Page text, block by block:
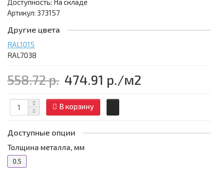
Доступность: На складе
Артикул: 373157
Другие цвета
RAL1015
RAL7038
558.72 р. 474.91 р./м2
В корзину
Доступные опции
Толщина металла, мм
0.5